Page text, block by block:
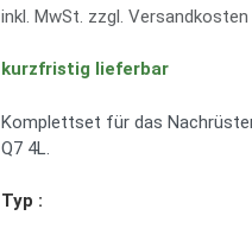
inkl. MwSt. zzgl. Versandkosten
kurzfristig lieferbar
Komplettset für das
Q7 4L.
Typ :